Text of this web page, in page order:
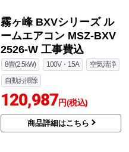
霧ヶ峰 BXVシリーズ ル